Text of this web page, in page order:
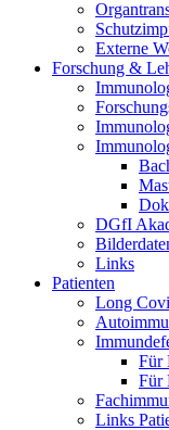
Externe
Forschung &
DGfI
Links
Patienten
Long
Für
Für
Links